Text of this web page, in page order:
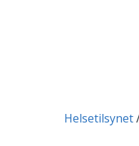
Du er her:
Helsetilsynet